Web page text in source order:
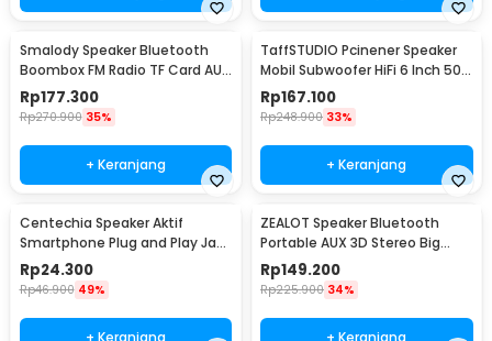
Smalody Speaker Bluetooth
Boombox FM Radio TF Card AUX
USB 1200mAh 10W - SL-10
Rp177.300
Rp270.900 35%
+ Keranjang
TaffSTUDIO Pcinener Speaker
Mobil Subwoofer HiFi 6 Inch 500
W 2 PCS - TS-1672
Rp167.100
Rp248.900 33%
+ Keranjang
Centechia Speaker Aktif
Smartphone Plug and Play Jack
3.5mm AUX - DN828
Rp24.300
Rp46.900 49%
+ Keranjang
ZEALOT Speaker Bluetooth
Portable AUX 3D Stereo Big
Bass Subwoofer 5W - S32
Rp149.200
Rp225.900 34%
+ Keranjang